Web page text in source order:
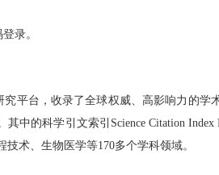
录。
平台，收录了全球权威、高影响力的学
中的科学引文索引Science Citation Index
术、生物医学等170多个学科领域。